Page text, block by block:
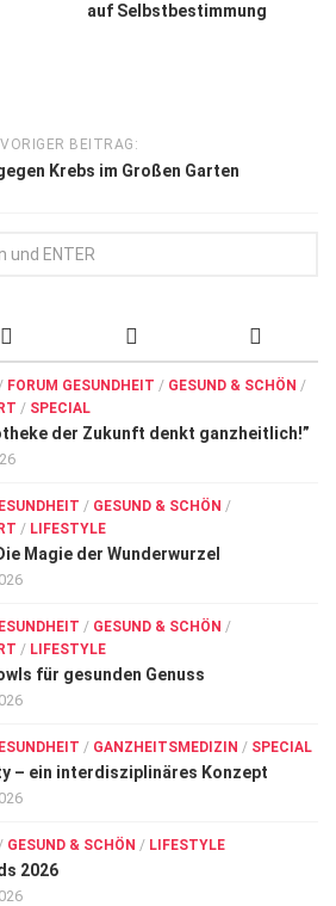
auf Selbstbestimmung
VORIGER BEITRAG:
Krebs im Großen Garten
FORUM GESUNDHEIT / GESUND & SCHÖN /
/ SPECIAL
der Zukunft denkt ganzheitlich!”
/ GESUND & SCHÖN /
/ LIFESTYLE
Magie der Wunderwurzel
/ GESUND & SCHÖN /
/ LIFESTYLE
für gesunden Genuss
/ GANZHEITSMEDIZIN / SPECIAL
– ein interdisziplinäres Konzept
GESUND & SCHÖN / LIFESTYLE
2026